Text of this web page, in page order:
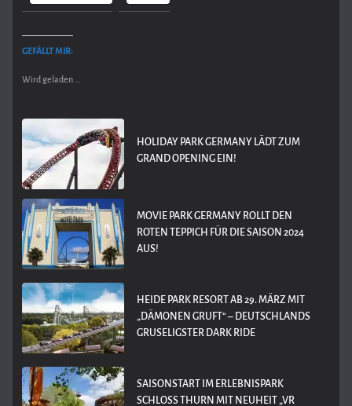
GEFÄLLT MIR:
Wird geladen …
HOLIDAY PARK GERMANY LÄDT ZUM
GRAND OPENING EIN!
MOVIE PARK GERMANY ROLLT DEN
ROTEN TEPPICH FÜR DIE SAISON 2024
AUS!
HEIDE PARK RESORT AB 29. MÄRZ MIT
„DÄMONEN GRUFT“ – DEUTSCHLANDS
GRUSELIGSTER DARK RIDE
SAISONSTART IM ERLEBNISPARK
SCHLOSS THURN MIT NEUHEIT „VR